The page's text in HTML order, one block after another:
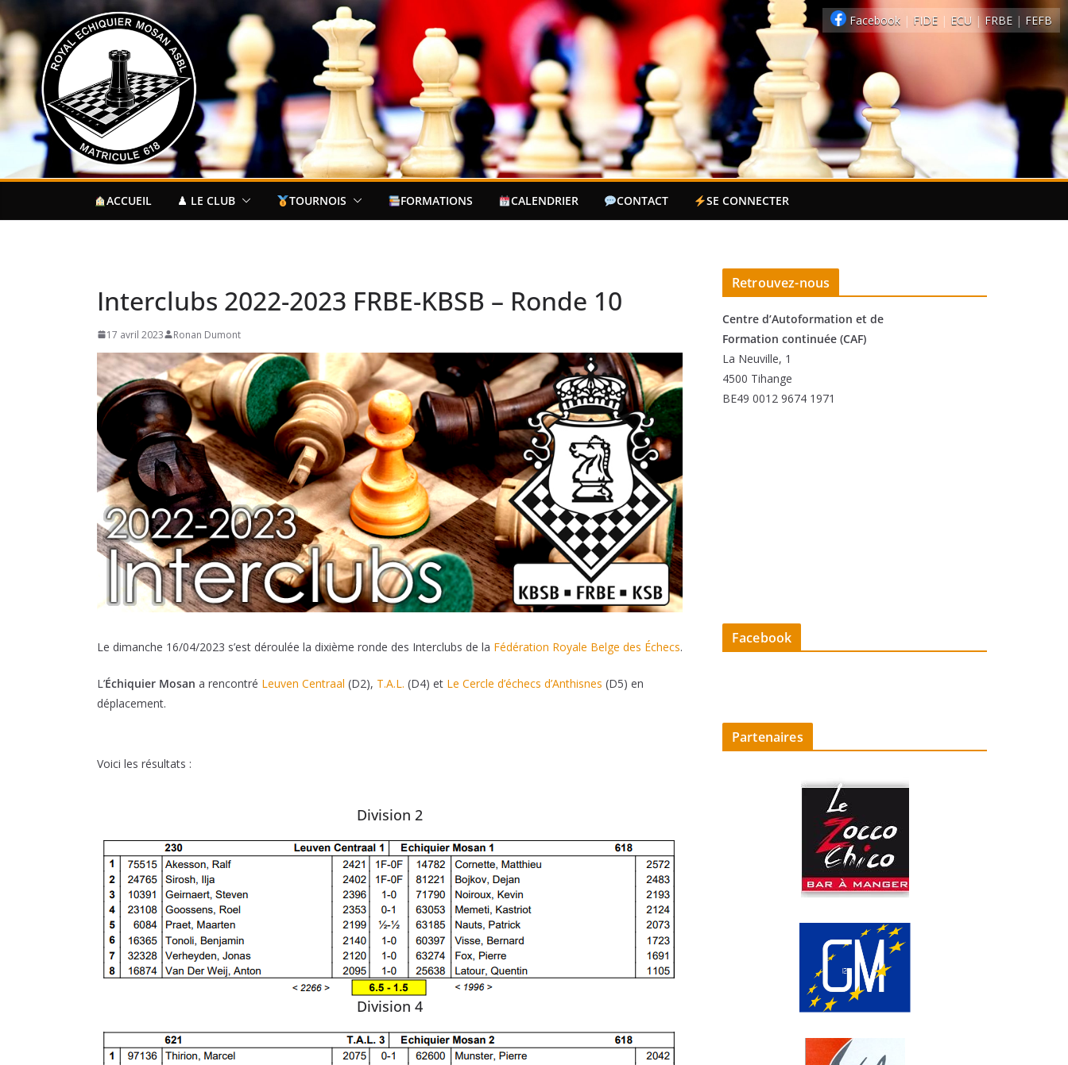
Passer
au
contenu
ACCUEIL ♟ LE CLUB TOURNOIS FORMATIONS CALENDRIER CONTACT SE CONNECTER
Interclubs 2022-2023 FRBE-KBSB – Ronde 10
17 avril 2023 Ronan Dumont
Le dimanche 16/04/2023 s’est déroulée la dixième ronde des Interclubs de la Fédération Royale Belge des Échecs.
L’Échiquier Mosan a rencontré Leuven Centraal (D2), T.A.L. (D4) et Le Cercle d’échecs d’Anthisnes (D5) en
déplacement.
Voici les résultats :
Division 2
Division 4
Retrouvez-nous
Centre d’Autoformation et de
Formation continuée (CAF)
La Neuville, 1
4500 Tihange
BE49 0012 9674 1971
Facebook
Facebook | FIDE | ECU | FRBE | FEFB
Partenaires